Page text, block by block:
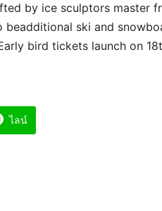
by ice sculptors master
ski and
bird tickets launch on
ไลน์